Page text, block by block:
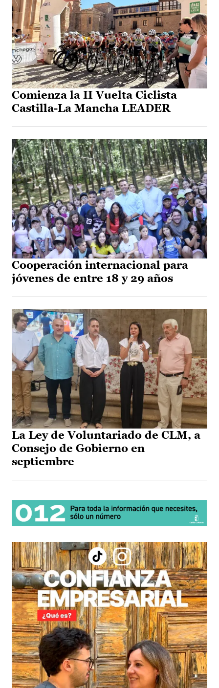
Comienza la II Vuelta Ciclista
Castilla-La Mancha LEADER
Cooperación internacional para
jóvenes de entre 18 y 29 años
La Ley de Voluntariado de CLM, a
Consejo de Gobierno en
septiembre